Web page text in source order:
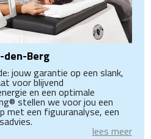
Berg
jouw garantie op een slank,
voor blijvend
en een optimale
stellen we voor jou een
met een figuuranalyse, een
lees meer